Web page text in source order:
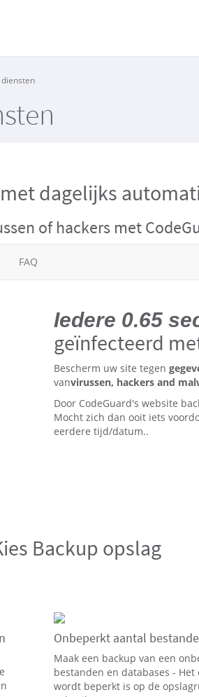
met dagelijks
of hackers met
FAQ
Iedere 0.65
geïnfecteerd
Bescherm uw site tegen
vanvirussen, hackers and
Door CodeGuard's website
Mocht zich dan ooit iets
eerdere tijd/datum..
Backup opslag
Onbeperkt aantal
Maak een backup van een
bestanden en databases - Het
wordt beperkt is op de